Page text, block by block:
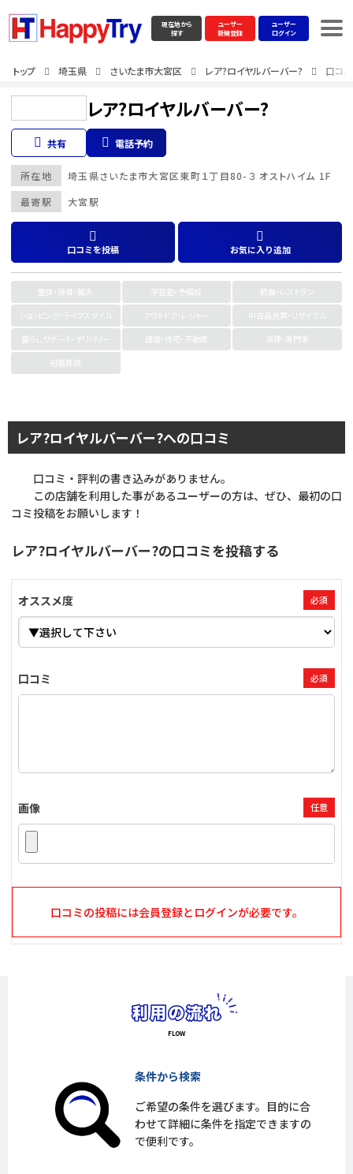
現在地から
探す
ユーザー
新規登録
ユーザー
ログイン
トップ 埼玉県 さいたま市大宮区 レア?ロイヤルバーバー? 口コミ
レア?ロイヤルバーバー?
共有 電話予約
最寄駅 大宮駅
所在地 埼玉県さいたま市大宮区東町１丁目80-３ オストハイム 1F
口コミを投稿 お気に入り追加
整体・接骨・鍼灸 学習塾・予備校
飲食・レストラン
ショッピング・ライフスタイル
アウトドア・レジャー
中古品売買・リサイクル
暮らしサポート・デリバリー
建設・住宅・不動産
法律・専門家
冠婚葬祭
レア?ロイヤルバーバー?への口コミ
口コミ・評判の書き込みがありません。
この店舗を利用した事があるユーザーの方は、ぜひ、最初の口
コミ投稿をお願いします！
レア?ロイヤルバーバー?の口コミを投稿する
オススメ度 必須
口コミ 必須
画像 任意
口コミの投稿には会員登録とログインが必要です。
条件から検索
ご希望の条件を選びます。目的に合
わせて詳細に条件を指定できますの
で便利です。